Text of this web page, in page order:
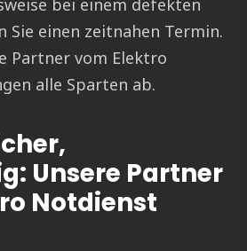
bei einem defekten
Sie einen zeitnahen Termin.
Partner vom Elektro
alle Sparten ab.
Unsere Partner
Notdienst